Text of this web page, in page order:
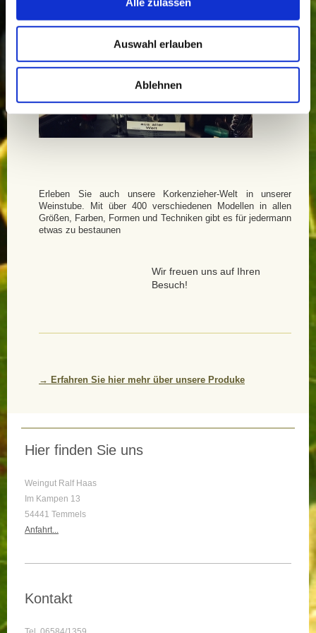
Auswahl erlauben
Ablehnen
Erleben Sie auch unsere Korkenzieher-Welt in unserer
Weinstube. Mit über 400 verschiedenen Modellen in allen
Größen, Farben, Formen und Techniken gibt es für jedermann
etwas zu bestaunen
Wir freuen uns auf Ihren
Besuch!
→ Erfahren Sie hier mehr über unsere Produke
Hier finden Sie uns
Weingut Ralf Haas
Im Kampen 13
54441 Temmels
Anfahrt...
Kontakt